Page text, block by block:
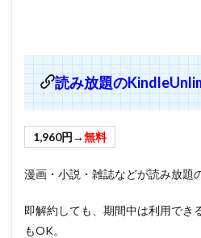
読み放題の
1,960円→無料
漫画・小説・雑誌などが読み放題
即解約しても、期間中は利用でき
もOK。